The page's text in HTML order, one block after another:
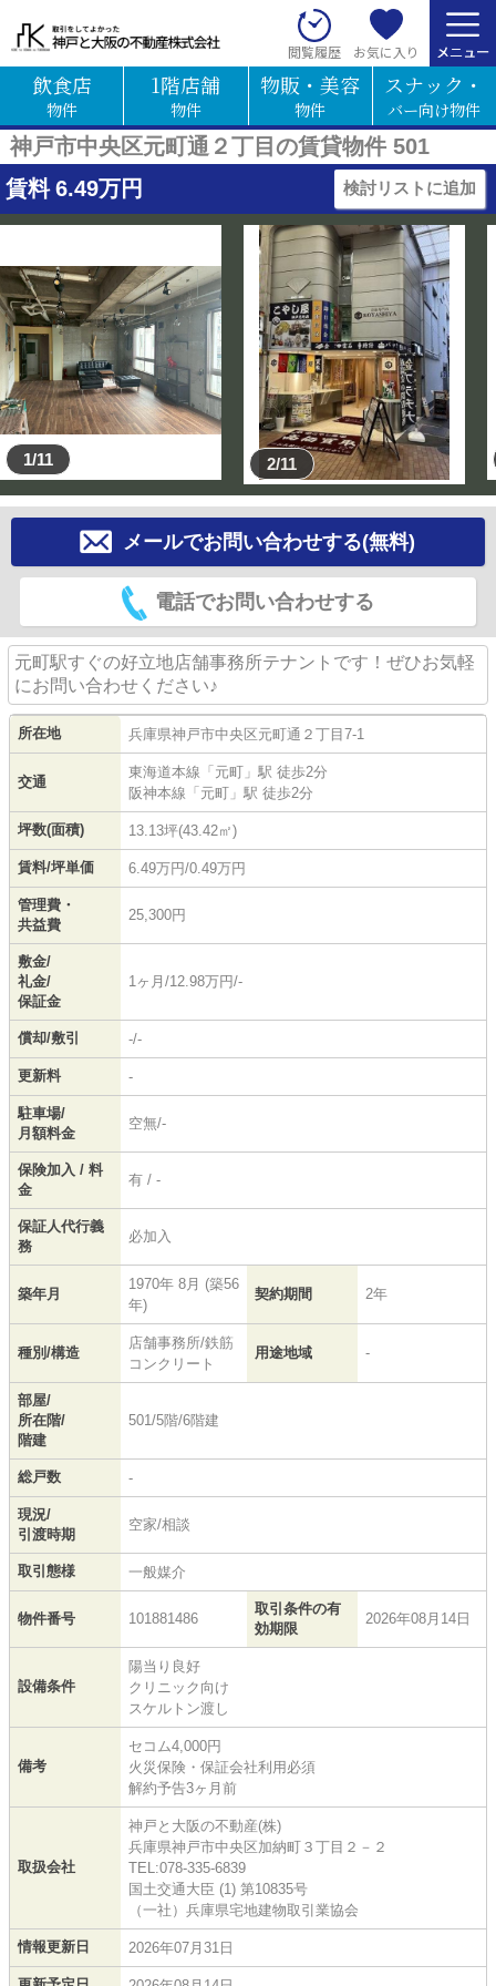
閲覧履歴 お気に入り
飲食店
物件
1階店舗
物件
物販・美容
物件
スナック・
バー向け物件
神戸市中央区元町通２丁目の賃貸物件 501
賃料 6.49万円 検討リストに追加
1/11 2/11
メールでお問い合わせする(無料)
電話でお問い合わせする
元町駅すぐの好立地店舗事務所テナントです！ぜひお気軽
にお問い合わせください♪
所在地 兵庫県神戸市中央区元町通 ２丁目7-1
交通
東海道本線 「 元町 」駅 徒歩2分
阪神本線 「 元町 」駅 徒歩2分
坪数(面積) 13.13坪(43.42㎡)
賃料/坪単価 6.49万円/0.49万円
管理費・
共益費
25,300円
敷金/
礼金/
保証金
1ヶ月/12.98万円/-
償却/敷引 -/-
更新料 -
駐車場/
月額料金
空無/-
保険加入 / 料
金
有 / -
保証人代行義
務
必加入
築年月
1970年 8月 (築56
年)
契約期間 2年
種別/構造
店舗事務所/鉄筋
コンクリート
用途地域 -
部屋/
所在階/
階建
501/5階/6階建
総戸数 -
現況/
引渡時期
空家/相談
取引態様 一般媒介
物件番号 101881486
取引条件の有
効期限
2026年08月14日
設備条件
陽当り良好
クリニック向け
スケルトン渡し
備考
セコム4,000円
火災保険・保証会社利用必須
解約予告3ヶ月前
取扱会社
神戸と大阪の不動産(株)
兵庫県神戸市中央区加納町３丁目２－２
TEL:078-335-6839
国土交通大臣 (1) 第10835号
（一社）兵庫県宅地建物取引業協会
情報更新日 2026年07月31日